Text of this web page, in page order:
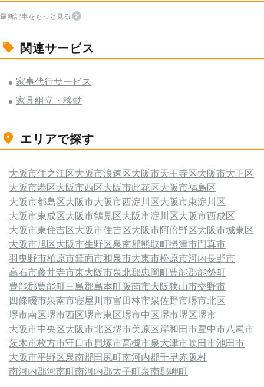
最新記事をもっと見る
関連サービス
家事代行サービス
家具組立・移動
エリアで探す
大阪市住之江区大阪市浪速区大阪市天王寺区大阪市大正区
大阪市港区大阪市西区大阪市此花区大阪市福島区
大阪市都島区大阪市大阪市西淀川区大阪市東淀川区
大阪市東成区大阪市鶴見区大阪市淀川区大阪市西成区
大阪市東住吉区大阪市住吉区大阪市阿倍野区大阪市城東区
大阪市旭区大阪市生野区泉南郡熊取町摂津市門真市
羽曳野市柏原市箕面市和泉市大東市松原市河内長野市
高石市藤井寺市東大阪市泉北郡忠岡町豊能郡能勢町
豊能郡豊能町三島郡島本町阪南市大阪狭山市交野市
四條畷市泉南市寝屋川市富田林市泉佐野市堺市北区
堺市南区堺市西区堺市東区堺市中区堺市堺区堺市
大阪市中央区大阪市北区堺市美原区岸和田市豊中市八尾市
茨木市枚方市守口市貝塚市高槻市泉大津市吹田市池田市
大阪市平野区泉南郡田尻町南河内郡千早赤阪村
南河内郡河南町南河内郡太子町泉南郡岬町